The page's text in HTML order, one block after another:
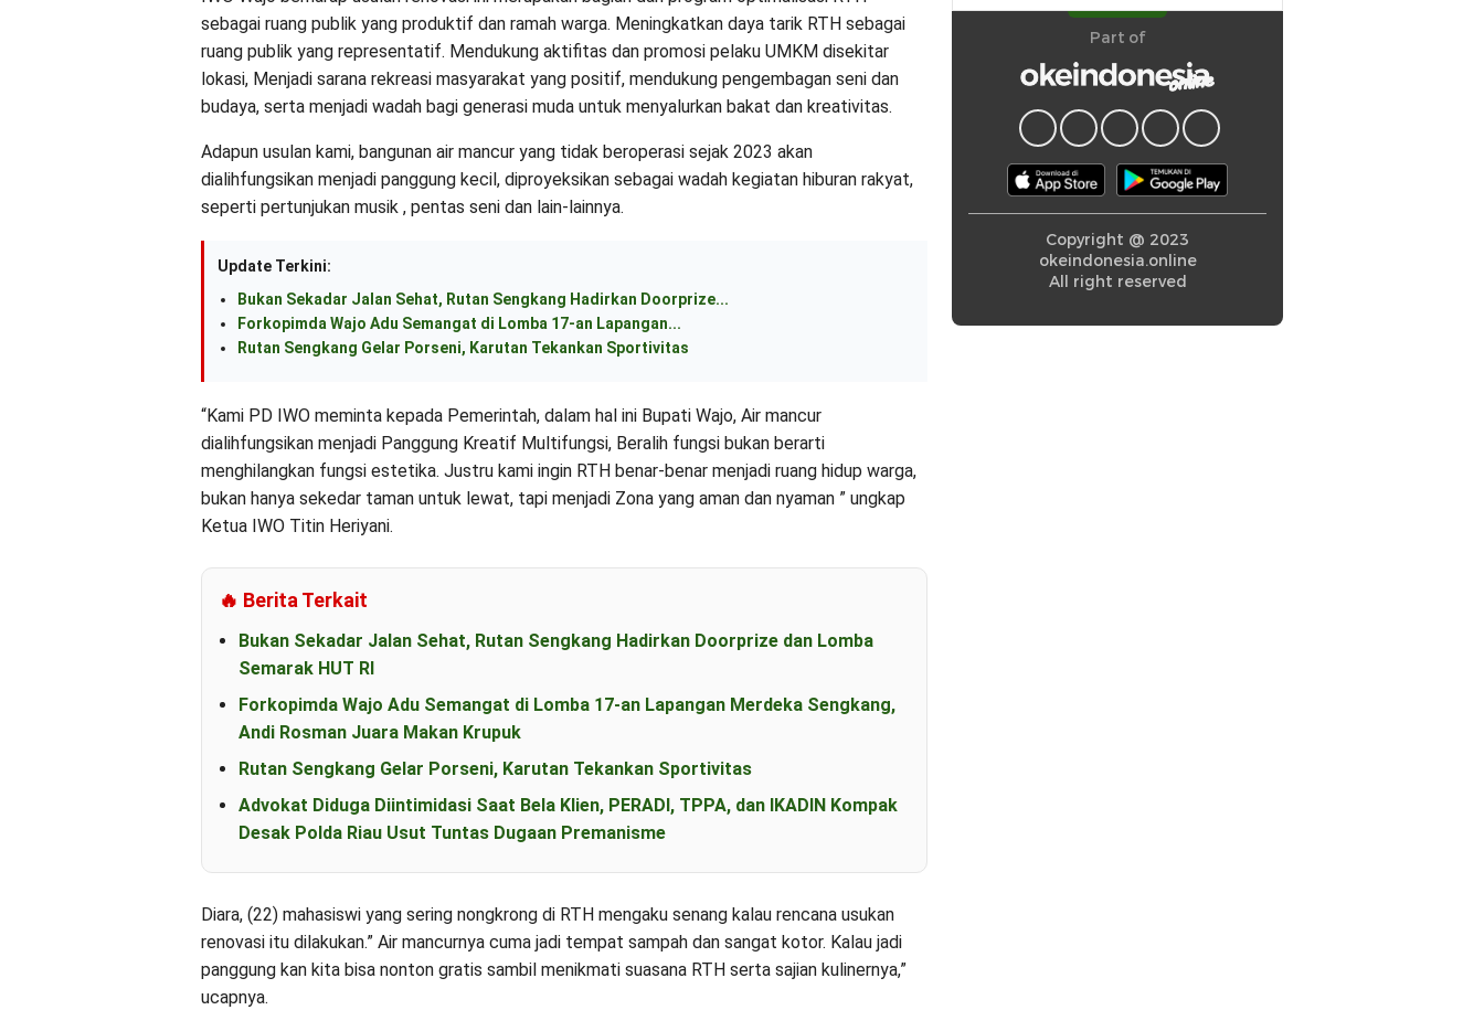
sebagai ruang publik yang produktif dan ramah warga. Meningkatkan daya tarik RTH sebagai
ruang publik yang representatif. Mendukung aktifitas dan promosi pelaku UMKM disekitar
lokasi, Menjadi sarana rekreasi masyarakat yang positif, mendukung pengembagan seni dan
budaya, serta menjadi wadah bagi generasi muda untuk menyalurkan bakat dan kreativitas.
Adapun usulan kami, bangunan air mancur yang tidak beroperasi sejak 2023 akan
dialihfungsikan menjadi panggung kecil, diproyeksikan sebagai wadah kegiatan hiburan rakyat,
seperti pertunjukan musik , pentas seni dan lain-lainnya.
Update Terkini:
Bukan Sekadar Jalan Sehat, Rutan Sengkang Hadirkan Doorprize...
Forkopimda Wajo Adu Semangat di Lomba 17-an Lapangan...
Rutan Sengkang Gelar Porseni, Karutan Tekankan Sportivitas
“Kami PD IWO meminta kepada Pemerintah, dalam hal ini Bupati Wajo, Air mancur
dialihfungsikan menjadi Panggung Kreatif Multifungsi, Beralih fungsi bukan berarti
menghilangkan fungsi estetika. Justru kami ingin RTH benar-benar menjadi ruang hidup warga,
bukan hanya sekedar taman untuk lewat, tapi menjadi Zona yang aman dan nyaman ” ungkap
Ketua IWO Titin Heriyani.
🔥 Berita Terkait
Bukan Sekadar Jalan Sehat, Rutan Sengkang Hadirkan Doorprize dan Lomba
Semarak HUT RI
Forkopimda Wajo Adu Semangat di Lomba 17-an Lapangan Merdeka Sengkang,
Andi Rosman Juara Makan Krupuk
Rutan Sengkang Gelar Porseni, Karutan Tekankan Sportivitas
Advokat Diduga Diintimidasi Saat Bela Klien, PERADI, TPPA, dan IKADIN Kompak
Desak Polda Riau Usut Tuntas Dugaan Premanisme
Diara, (22) mahasiswi yang sering nongkrong di RTH mengaku senang kalau rencana usukan
renovasi itu dilakukan.” Air mancurnya cuma jadi tempat sampah dan sangat kotor. Kalau jadi
panggung kan kita bisa nonton gratis sambil menikmati suasana RTH serta sajian kulinernya,”
ucapnya.
Part of
Copyright @ 2023
okeindonesia.online
All right reserved